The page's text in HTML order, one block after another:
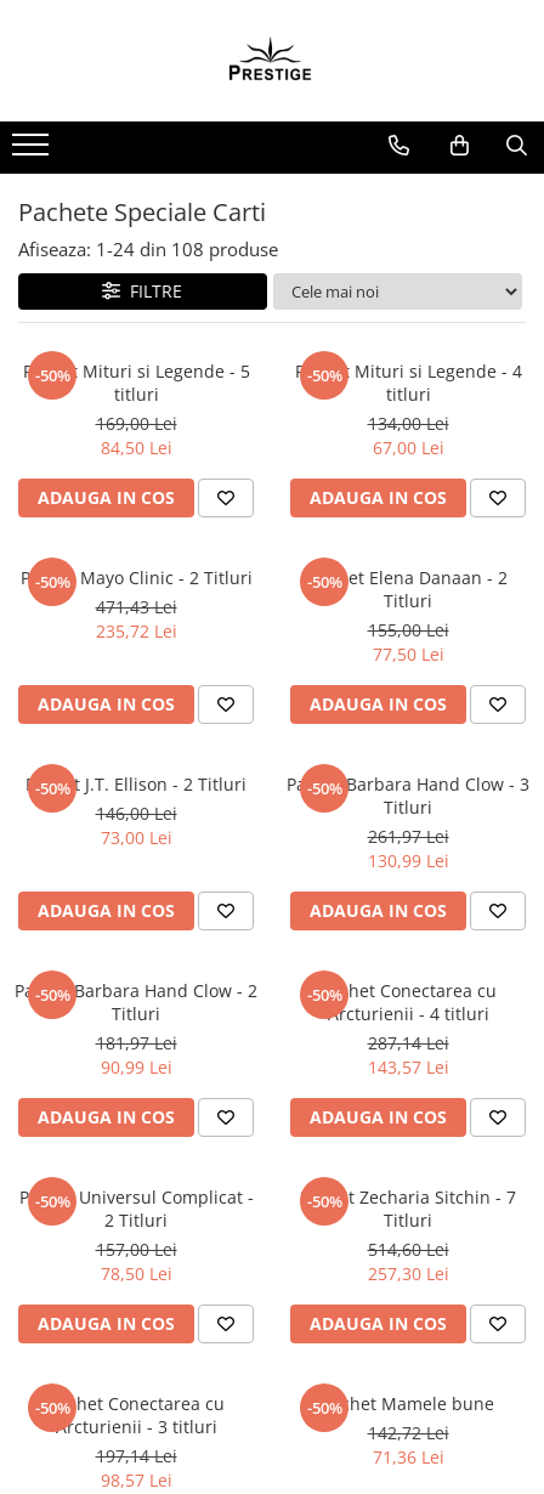
Noutati
Promotii
Spiritualitate - Ezoterism
AngelConnection
Arte Divinatorii
Chiromantie
Dezvoltare Spirituala
KidConnection
Minte Corp
New Illuminati Files
Numerologie
Paranormal
Parapsihologie
Audiobook
Religie
Crestinism
ScienceConnection
SelfHealing
Sanatate
Gastronomik
Masaj
MedConnect
Medicina & Farmacie
Medicina Pentru Toti
SealfHealing
Starea de bine
AudioBook
Beletristica
Biografii, Memorii, Jurnale
Pachete Speciale Carti
Afiseaza: 1-24 din 108 produse
FILTRE
-50%
Pachet Mituri si Legende - 5
titluri
169,00 Lei
84,50 Lei
ADAUGA IN COS
-50%
Pachet Mituri si Legende - 4
titluri
134,00 Lei
67,00 Lei
ADAUGA IN COS
-50%
Pachet Mayo Clinic - 2 Titluri
471,43 Lei
235,72 Lei
ADAUGA IN COS
-50%
Pachet Elena Danaan - 2
Titluri
155,00 Lei
77,50 Lei
ADAUGA IN COS
-50%
Pachet J.T. Ellison - 2 Titluri
146,00 Lei
73,00 Lei
ADAUGA IN COS
-50%
Pachet Barbara Hand Clow - 3
Titluri
261,97 Lei
130,99 Lei
ADAUGA IN COS
-50%
Pachet Barbara Hand Clow - 2
Titluri
181,97 Lei
90,99 Lei
ADAUGA IN COS
-50%
Pachet Conectarea cu
Arcturienii - 4 titluri
287,14 Lei
143,57 Lei
ADAUGA IN COS
-50%
Pachet Universul Complicat -
2 Titluri
157,00 Lei
78,50 Lei
ADAUGA IN COS
-50%
Pachet Zecharia Sitchin - 7
Titluri
514,60 Lei
257,30 Lei
ADAUGA IN COS
-50%
Pachet Conectarea cu
Arcturienii - 3 titluri
197,14 Lei
98,57 Lei
-50%
Pachet Mamele bune
142,72 Lei
71,36 Lei